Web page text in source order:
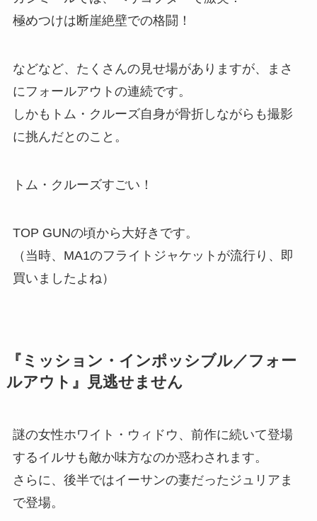
極めつけは断崖絶壁での格闘！
などなど、たくさんの見せ場がありますが、まさ
にフォールアウトの連続です。
しかもトム・クルーズ自身が骨折しながらも撮影
に挑んだとのこと。
トム・クルーズすごい！
TOP GUNの頃から大好きです。
（当時、MA1のフライトジャケットが流行り、即
買いましたよね）
『ミッション・インポッシブル／フォー
ルアウト』見逃せません
謎の女性ホワイト・ウィドウ、前作に続いて登場
するイルサも敵か味方なのか惑わされます。
さらに、後半ではイーサンの妻だったジュリアま
で登場。